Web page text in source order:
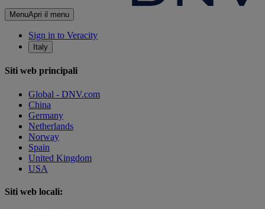
MenuApri il menu
Sign in to Veracity
Italy
Siti web principali
Global - DNV.com
China
Germany
Netherlands
Norway
Spain
United Kingdom
USA
Siti web locali: